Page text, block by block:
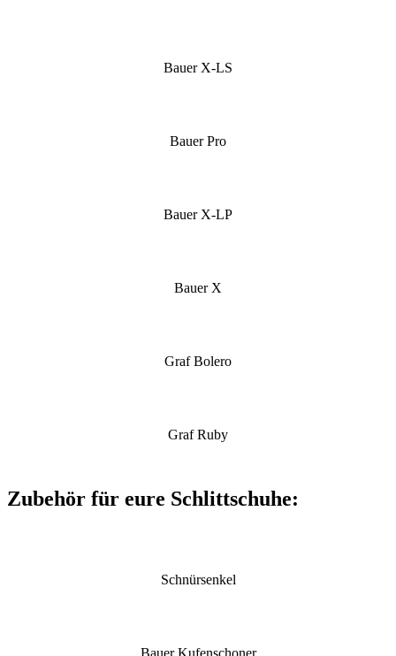
Bauer X-LS
Bauer Pro
Bauer X-LP
Bauer X
Graf Bolero
Graf Ruby
Zubehör für eure Schlittschuhe:
Schnürsenkel
Bauer Kufenschoner